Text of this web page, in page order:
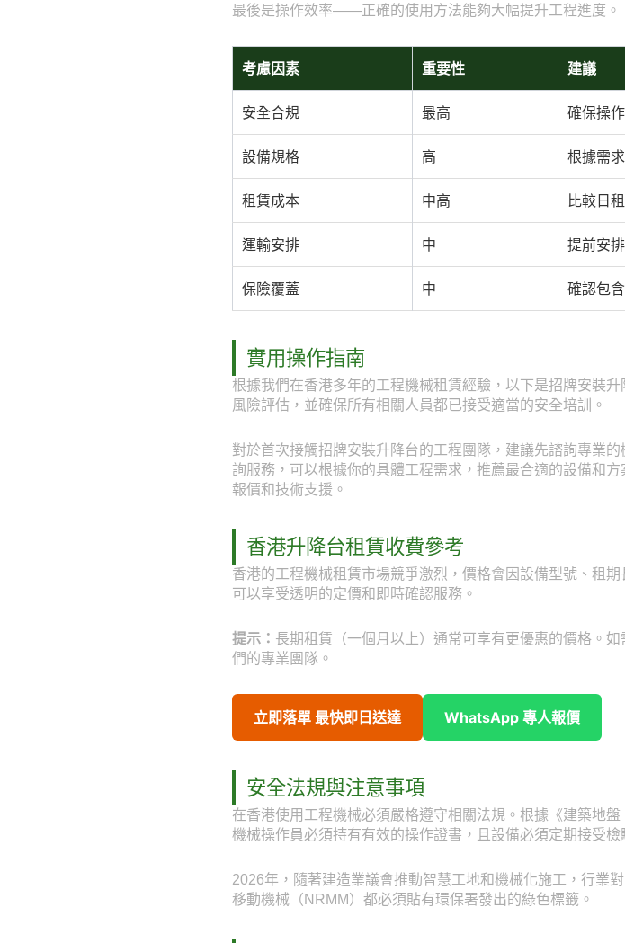
最後是操作效率——正確的使用方法能夠大幅提升工程進度。
考慮因素 重要性 建議
安全合規 最高 確保操
設備規格 高 根據需
租賃成本 中高 比較日
運輸安排 中 提前安
保險覆蓋 中 確認包
實用操作指南
根據我們在香港多年的工程機械租賃經驗，以下是招牌安裝
風險評估，並確保所有相關人員都已接受適當的安全培訓。
對於首次接觸招牌安裝升降台的工程團隊，建議先諮詢專業
詢服務，可以根據你的具體工程需求，推薦最合適的設備和
報價和技術支援。
香港升降台租賃收費參考
香港的工程機械租賃市場競爭激烈，價格會因設備型號、租
可以享受透明的定價和即時確認服務。
提示： 長期租賃（一個月以上）通常可享有更優惠的價格。
們的專業團隊。
立即落單 最快即日送達 WhatsApp 專人報價
安全法規與注意事項
在香港使用工程機械必須嚴格遵守相關法規。根據《建築地
機械操作員必須持有有效的操作證書，且設備必須定期接受檢
2026年，隨著建造業議會推動智慧工地和機械化施工，行業
移動機械（NRMM）都必須貼有環保署發出的綠色標籤。